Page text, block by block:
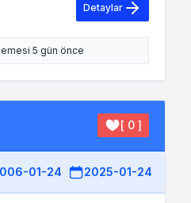
Detaylar
5 gün önce
[ 0 ]
01-24 2025-01-24